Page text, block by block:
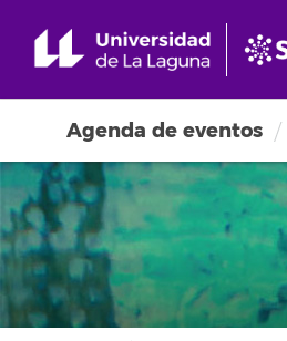
Agenda de eventos